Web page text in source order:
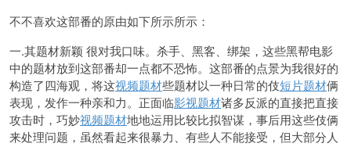
不不喜欢这部番的原由如下所示所示：
一.其题材新颖 很对我口味。杀手、黑客、绑架，这些黑帮电影
中的题材放到这部番却一点都不恐怖。这部番的点景为我很好的
构造了四海观，将这视频题材些题材以一种日常的伎短片题材俩
表现，发作一种亲和力。正面临影视题材诸多反派的直接把直接
攻击时，巧妙视频题材地地运用比较比拟智谋，事后用这些伎俩
来处理问题，虽然看起来很暴力、有些人不能接受，但大部分人